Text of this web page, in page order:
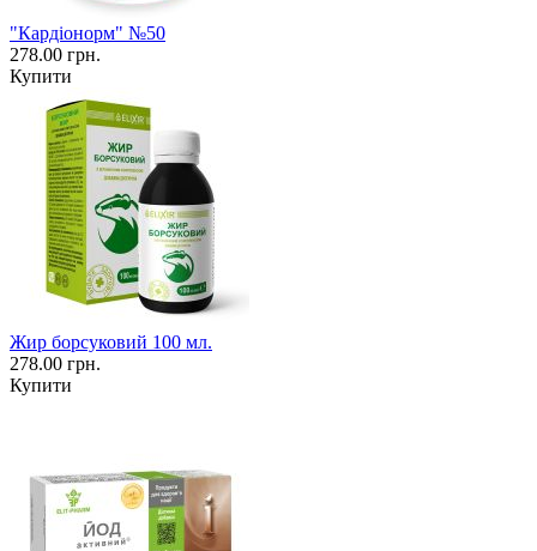
"Кардіонорм" №50
278.00 грн.
Купити
Жир борсуковий 100 мл.
278.00 грн.
Купити